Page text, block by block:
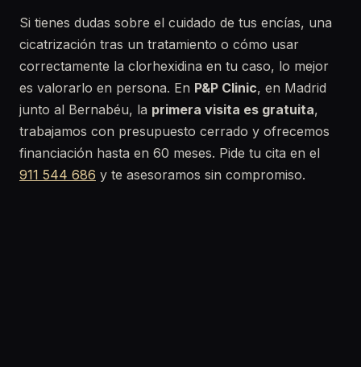
Si tienes dudas sobre el cuidado de tus encías, una
cicatrización tras un tratamiento o cómo usar
correctamente la clorhexidina en tu caso, lo mejor
es valorarlo en persona. En P&P Clinic, en Madrid
junto al Bernabéu, la primera visita es gratuita,
trabajamos con presupuesto cerrado y ofrecemos
financiación hasta en 60 meses. Pide tu cita en el
911 544 686 y te asesoramos sin compromiso.